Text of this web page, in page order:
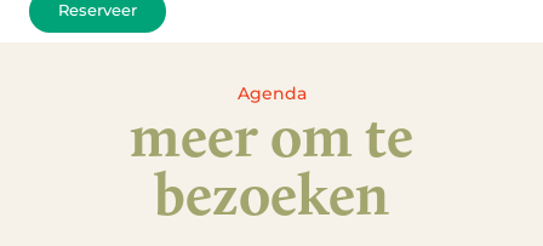
Reserveer
Agenda
meer om te
bezoeken